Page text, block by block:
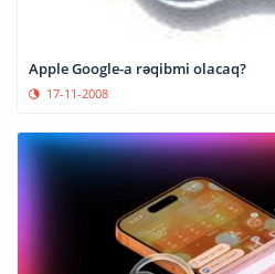
Apple Google-a rəqibmi olacaq?
17-11-2008